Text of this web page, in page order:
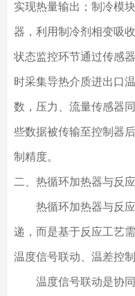
实现热量输出；制冷模
器，利用制冷剂相变吸
状态监控环节通过传感
时采集导热介质进出口
数，压力、流量传感器
些数据被传输至控制器
制精度。
二、热循环加热器与反
热循环加热器与反应
递，而是基于反应工艺
温度信号联动、温差控
温度信号联动是协同